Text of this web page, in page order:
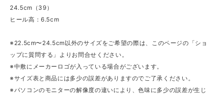
24.5cm（39）
ヒール高：6.5cm
※22.5cm〜24.5cm以外のサイズをご希望の際は、このページの「ショ
ップに質問する」よりお問合せください。
※中敷にメーカーロゴが入っている場合がございます。
※サイズ表と商品には多少の誤差がありますのでご了承ください。
※パソコンのモニターの解像度の違いにより、色味に多少の誤差が生じ